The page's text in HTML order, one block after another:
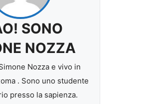
SONO
NOZZA
Nozza e vivo in
. Sono uno studente
presso la sapienza.